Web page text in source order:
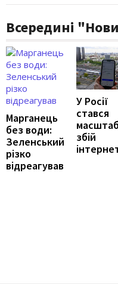
Всередині
Марганець
без води:
Зеленський
різко
відреагував
У Росії
стався
збій